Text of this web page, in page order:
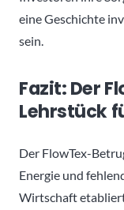
eine Geschichte
sein.
Fazit: Der
Lehrstück
Der FlowTex-
Energie und
Wirtschaft